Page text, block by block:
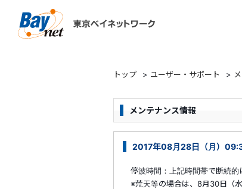
トップ > ユーザー・サポート >
メンテナンス情報
2017年08月28日（月）
停波時間：上記時間帯で断続的
※荒天等の場合は、8月30日（水